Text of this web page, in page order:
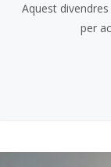
Aquest
per